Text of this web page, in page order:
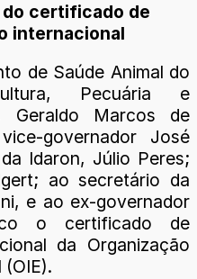
certificado de
internacional
de Saúde Animal do
Pecuária e
Geraldo Marcos de
governador José
Idaron, Júlio Peres;
ao secretário da
e ao ex-governador
o certificado de
da Organização
(OIE).